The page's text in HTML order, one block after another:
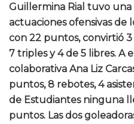
Guillermina Rial tuvo una
actuaciones ofensivas de
con 22 puntos, convirtió
7 triples y 4 de 5 libres. A
colaborativa Ana Liz
puntos, 8 rebotes, 4
de Estudiantes ninguna
puntos. Las dos